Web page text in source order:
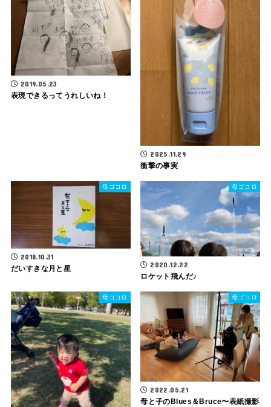
2019.05.23
表現できるってうれしいね！
2025.11.29
衝撃の事実
母ゴコロ
2018.10.31
だいすきな月と星
母ゴコロ
2020.12.22
ロケット飛んだ♪
母ゴコロ 母ゴコロ
2022.05.21
母と子のBlues＆Bruce〜表紙撮影